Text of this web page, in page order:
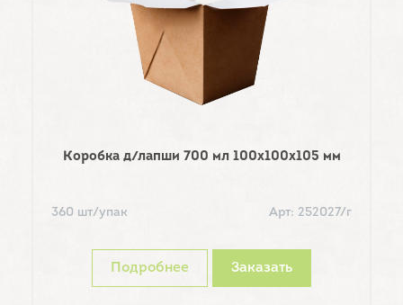
Коробка д/лапши 700 мл 100х100х105 мм
360 шт/упак Арт: 252027/г
Подробнее Заказать